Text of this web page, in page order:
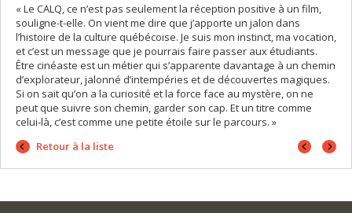
« Le CALQ, ce n’est pas seulement la réception positive à un film,
souligne-t-elle. On vient me dire que j’apporte un jalon dans
l’histoire de la culture québécoise. Je suis mon instinct, ma vocation,
et c’est un message que je pourrais faire passer aux étudiants.
Être cinéaste est un métier qui s’apparente davantage à un chemin
d’explorateur, jalonné d’intempéries et de découvertes magiques.
Si on sait qu’on a la curiosité et la force face au mystère, on ne
peut que suivre son chemin, garder son cap. Et un titre comme
celui-là, c’est comme une petite étoile sur le parcours. »
Retour à la liste
Portrait
Portrait